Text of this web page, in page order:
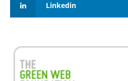
Linkedin